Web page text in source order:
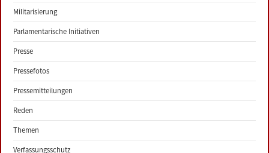
Militarisierung
Parlamentarische Initiativen
Presse
Pressefotos
Pressemitteilungen
Reden
Themen
Verfassungsschutz